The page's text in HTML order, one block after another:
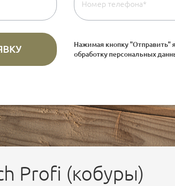
Нажимая кнопку "Отправить"
обработку персональных
Profi (кобуры)